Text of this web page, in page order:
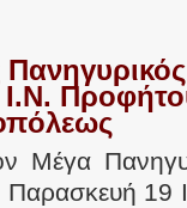
Ι.Ν.
Μέγα
19